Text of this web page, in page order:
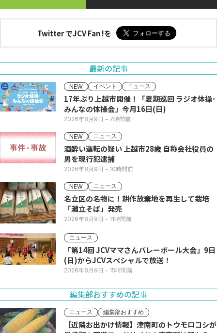
Twitter でJCV Fan !を
最新の記事
NEW イベント ニュース
17年ぶり上越市開催！「夏期巡回 ラジオ体操･
みんなの体操会」今月16日(日)
2026年8月9日 - 7時間前
NEW ニュース
酒酔い運転の疑い 上越市28歳 自称会社役員の
男を現行犯逮捕
2026年8月9日 - 10時間前
NEW ニュース
名立区の名物に！耕作放棄地を再生して栽培
「灘立そば」発売
2026年8月9日 - 11時間前
ニュース
「第14回 JCVママさんバレーボール大会」9日
(日)からJCVスペシャルで放送！
2026年8月9日 - 15時間前
編集部おすすめの記事
ニュース 編集部おすすめ
【近隣お出かけ情報】津南町のトウモロコシが